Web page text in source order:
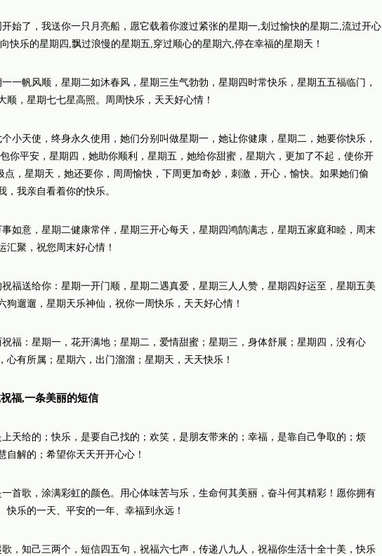
始了，我送你一只月亮船，愿它载着你渡过紧张的星期一,划过愉快的星期二,流过开心
快乐的星期四,飘过浪慢的星期五,穿过顺心的星期六,停在幸福的星期天！
一帆风顺，星期二如沐春风，星期三生气勃勃，星期四时常快乐，星期五五福临门，
顺，星期七七星高照。周周快乐，天天好心情！
小天使，终身永久使用，她们分别叫做星期一，她让你健康，星期二，她要你快乐，
你平安，星期四，她助你顺利，星期五，她给你甜蜜，星期六，更加了不起，使你开
点，星期天，她还要你，周周愉快，下周更加奇妙，刺激，开心，愉快。如果她们偷
，我亲自看着你的快乐。
事如意，星期二健康常伴，星期三开心每天，星期四鸿鹄满志，星期五家庭和睦，周末
汇聚，祝您周末好心情！
福送给你：星期一开门顺，星期二遇真爱，星期三人人赞，星期四好运至，星期五美
狗遛遛，星期天乐神仙，祝你一周快乐，天天好心情！
福：星期一，花开满地；星期二，爱情甜蜜；星期三，身体舒展；星期四，没有心
心有所属；星期六，出门溜溜；星期天，天天快乐！
福,一条美丽的短信
上天给的；快乐，是要自己找的；欢笑，是朋友带来的；幸福，是靠自己争取的；烦
自解的；希望你天天开开心心！
首歌，涂满彩虹的颜色。用心体味苦与乐，生命何其美丽，奋斗何其精彩！愿你拥有
快乐的一天、平安的一年、幸福到永远！
，知己三两个，短信四五句，祝福六七声，传递八九人，祝福你生活十全十美，快乐